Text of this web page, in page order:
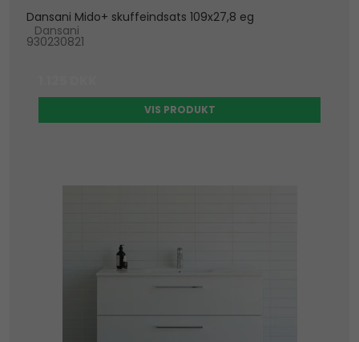
Dansani Mido+ skuffeindsats 109x27,8 eg
Dansani
930230821
VIS PRODUKT